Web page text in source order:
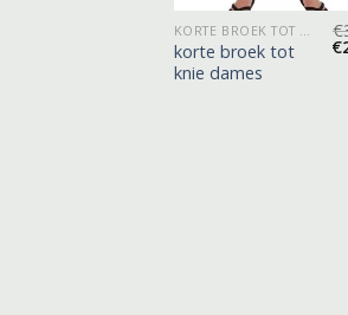
korte broek tot
knie dames
€
€